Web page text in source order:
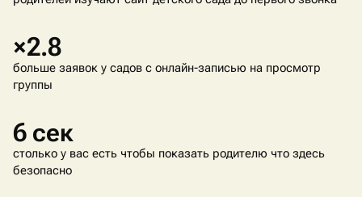
×2.8
больше заявок у садов с онлайн-записью на просмотр
группы
6 сек
столько у вас есть чтобы показать родителю что здесь
безопасно